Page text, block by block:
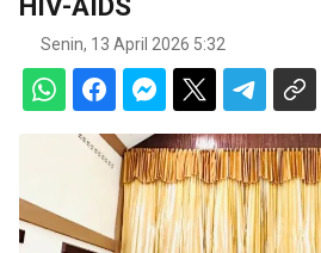
Senin, 13 April 2026 5:32